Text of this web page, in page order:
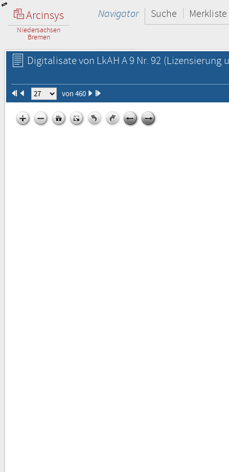
Arcinsys
Niedersachsen
Bremen
Navigator Suche Merkliste
Digitalisate von LkAH A 9 Nr. 92 (Lizensierung
von 460